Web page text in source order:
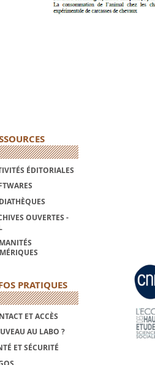
ÉDITORIALES
OUVERTES -
PRATIQUES
ET ACCÈS
AU LABO ?
ET SÉCURITÉ